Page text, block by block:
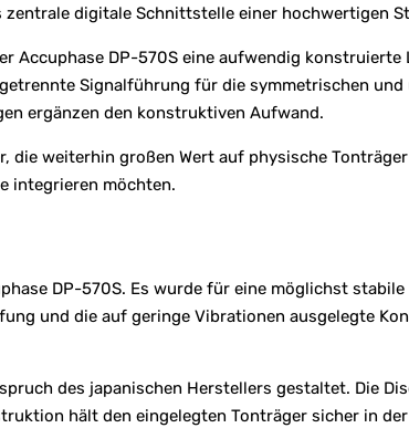
digitale Schnittstelle einer hochwertigen
Accuphase DP-570S eine aufwendig
Signalführung für die symmetrischen
ergänzen den konstruktiven Aufwand.
die weiterhin großen Wert auf physische
integrieren möchten.
DP-570S. Es wurde für eine möglichst
und die auf geringe Vibrationen ausgelegte
des japanischen Herstellers gestaltet. Die
hält den eingelegten Tonträger sicher in